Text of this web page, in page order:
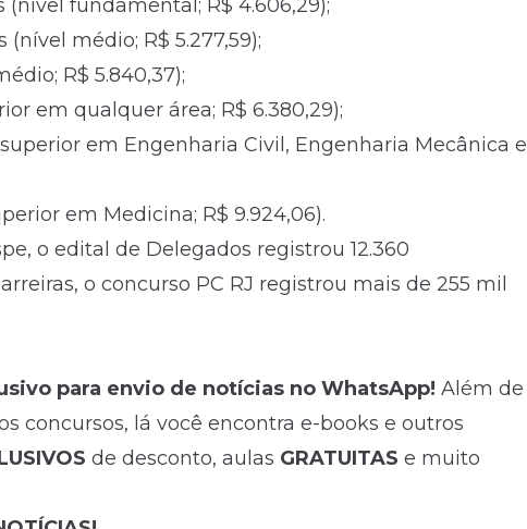
fundamental; R$ 4.606,29);
médio; R$ 5.277,59);
R$ 5.840,37);
em qualquer área; R$ 6.380,29);
em Engenharia Civil, Engenharia Mecânica e
em Medicina; R$ 9.924,06).
o edital de Delegados registrou 12.360
o concurso PC RJ registrou mais de 255 mil
para envio de notícias no WhatsApp! Além de
concursos, lá você encontra e-books e outros
de desconto, aulas GRATUITAS e muito